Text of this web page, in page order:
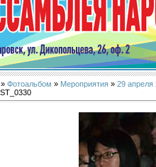
» Фотоальбом » Мероприятия » 29 апреля